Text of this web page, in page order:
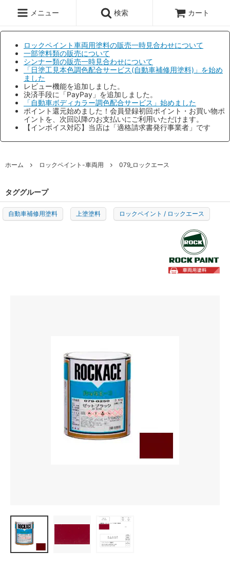
メニュー 検索 カート
ロックペイント車両用塗料の販売一時見合わせについて
一部塗料類の販売について
シンナー類の販売一時見合わせについて
「日塗工見本色調色配合サービス(自動車補修用塗料)」を始め
ました
レビュー機能を追加しました。
決済手段に「PayPay」を追加しました。
「自動車ボディカラー調色配合サービス」始めました
ポイント還元始めました！会員登録初回ポイント・お買い物ポ
イントを、次回以降のお支払いにご利用いただけます。
【インボイス対応】当店は「適格請求書発行事業者」です
ホーム ロックペイント-車両用 079_ロックエース
タググループ
自動車補修用塗料 上塗塗料 ロックペイント / ロックエース